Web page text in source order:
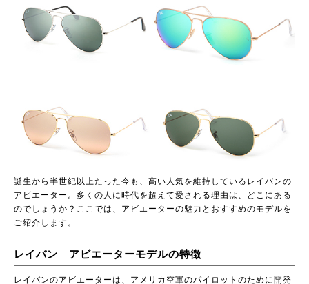
誕生から半世紀以上たった今も、高い人気を維持しているレイバンの
アビエーター。多くの人に時代を超えて愛される理由は、どこにある
のでしょうか？ここでは、アビエーターの魅力とおすすめのモデルを
ご紹介します。
レイバン アビエーターモデルの特徴
レイバンのアビエーターは、アメリカ空軍のパイロットのために開発